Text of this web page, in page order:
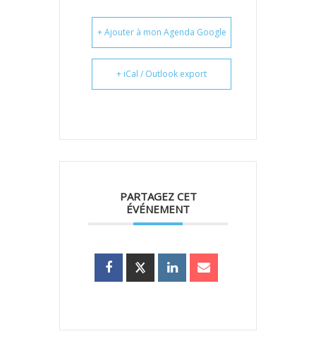
+ Ajouter à mon Agenda Google
+ iCal / Outlook export
PARTAGEZ CET
ÉVÉNEMENT